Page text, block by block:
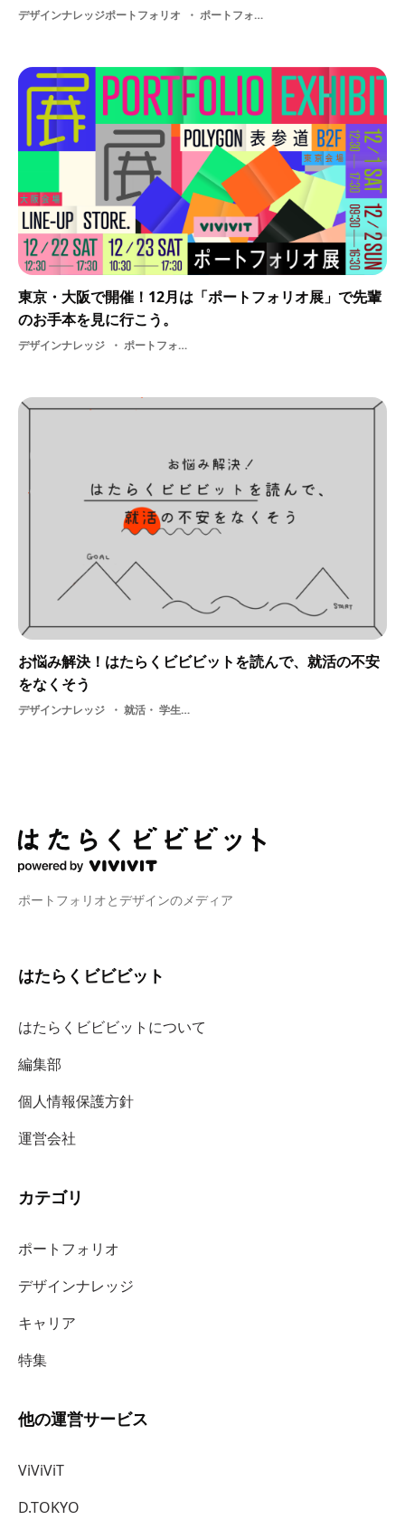
デザインナレッジポートフォリオ ポートフォリオ展・ グラフィック・ ゲームイラスト・ ビビビット・ 交流・ 就活イベント・ 就活
東京・大阪で開催！12月は「ポートフォリオ展」で先輩
のお手本を見に行こう。
デザインナレッジ ポートフォリオ展2018冬
お悩み解決！はたらくビビビットを読んで、就活の不安
をなくそう
デザインナレッジ 就活・ 学生・ 就職活動・ デザイン
ポートフォリオとデザインのメディア
はたらくビビビット
はたらくビビビットについて
編集部
個人情報保護方針
運営会社
カテゴリ
ポートフォリオ
デザインナレッジ
キャリア
特集
他の運営サービス
ViViViT
D.TOKYO